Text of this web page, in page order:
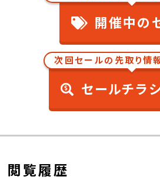
開催中の
次回セールの先取り情
セールチラ
閲覧履歴